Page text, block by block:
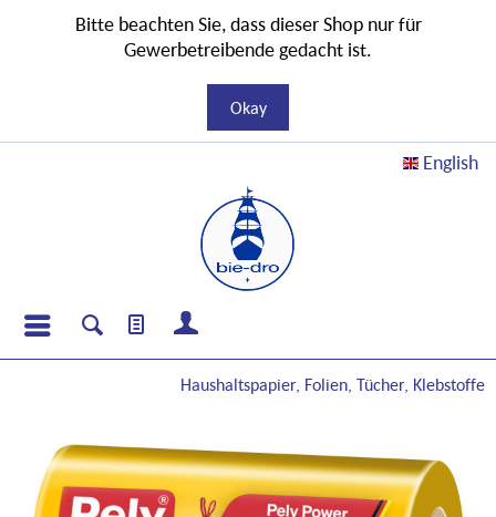
English
Haushaltspapier, Folien, Tücher, Klebstoffe
Bitte beachten Sie, dass dieser Shop nur für
Gewerbetreibende gedacht ist.
Okay